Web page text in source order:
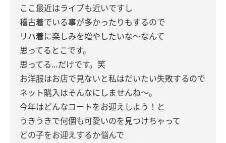
ここ最近はライブも近いですし
稽古着でいる事が多かったりもするので
リハ着に楽しみを増やしたいな〜なんて
思ってるとこです。
思ってる…だけです。笑
お洋服はお店で見ないと私はだいたい失敗するので
ネット購入はそんなにしませんね〜。
今年はどんなコートをお迎えしよう！と
うきうきで何個も可愛いのを見つけちゃって
どの子をお迎えするか悩んで